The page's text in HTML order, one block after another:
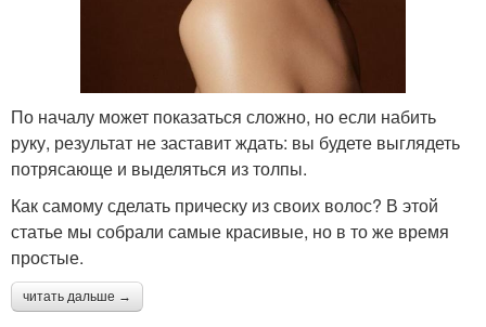
По началу может показаться сложно, но если набить
руку, результат не заставит ждать: вы будете выглядеть
потрясающе и выделяться из толпы.
Как самому сделать прическу из своих волос? В этой
статье мы собрали самые красивые, но в то же время
простые.
читать дальше →